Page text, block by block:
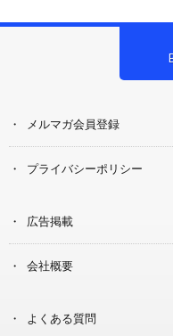
メルマガ会員登録
プライバシーポリシー
広告掲載
会社概要
よくある質問